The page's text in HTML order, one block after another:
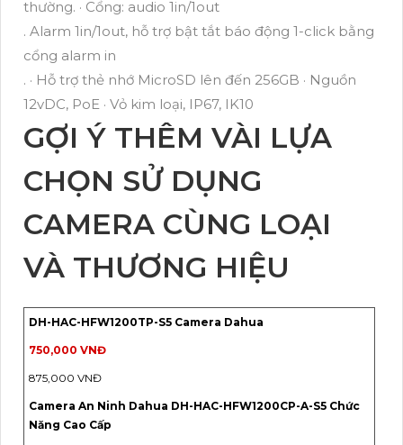
thường. · Cổng: audio 1in/1out
. Alarm 1in/1out, hỗ trợ bật tắt báo động 1-click bằng
cổng alarm in
. · Hỗ trợ thẻ nhớ MicroSD lên đến 256GB · Nguồn
12vDC, PoE · Vỏ kim loại, IP67, IK10
GỢI Ý THÊM VÀI LỰA
CHỌN SỬ DỤNG
CAMERA CÙNG LOẠI
VÀ THƯƠNG HIỆU
DH-HAC-HFW1200TP-S5 Camera Dahua
750,000 VNĐ
875,000 VNĐ
Camera An Ninh Dahua DH-HAC-HFW1200CP-A-S5 Chức
Năng Cao Cấp